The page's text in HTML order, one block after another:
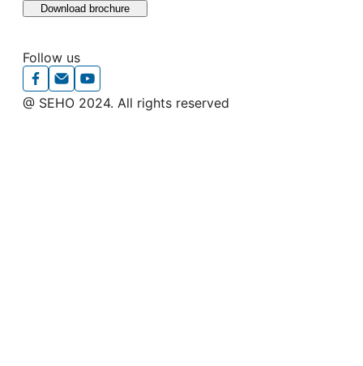
Download brochure
Follow us
@ SEHO 2024. All rights reserved